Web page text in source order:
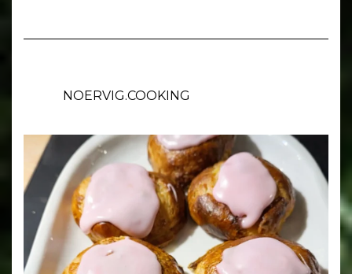
NOERVIG.COOKING